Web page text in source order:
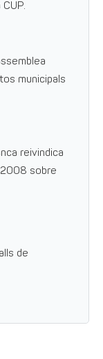
municipals
reivindica
2008 sobre
de